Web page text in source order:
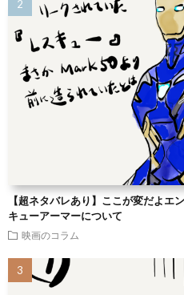
【超ネタバレあり】ここが変だよエ
キューアーマーについて
映画のコラム